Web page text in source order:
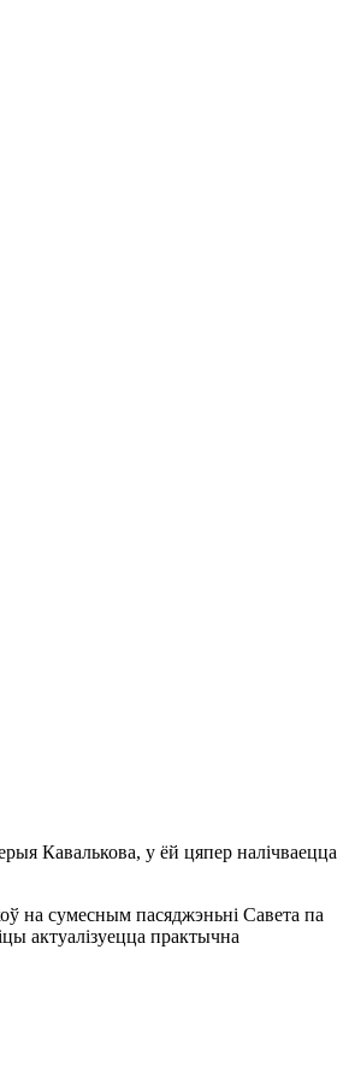
Кавалькова, у ёй цяпер налічваецца
на сумесным пасяджэньні Савета па
актуалізуецца практычна